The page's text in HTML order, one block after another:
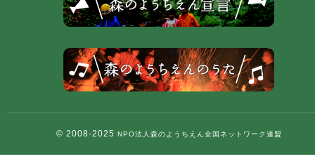
© 2008-2025 NPO法人森のようちえん全国ネットワーク連盟